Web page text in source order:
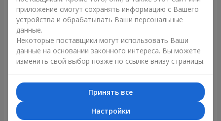
Букет "Blue ball"
3 656 грн
Букет "Бенефис"
6 152 грн
приложение смогут сохранять информацию с Вашего
устройства и обрабатывать Ваши персональные
данные.
Некоторые поставщики могут использовать Ваши
данные на основании законного интереса. Вы можете
изменить свой выбор позже по ссылке внизу страницы.
Принять все
Настройки